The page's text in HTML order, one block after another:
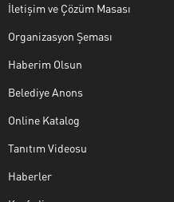
İletişim ve Çözüm Masası
Organizasyon Şeması
Haberim Olsun
Belediye Anons
Online Katalog
Tanıtım Videosu
Haberler